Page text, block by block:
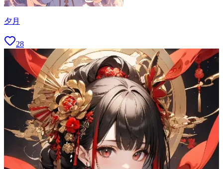
夕月
28